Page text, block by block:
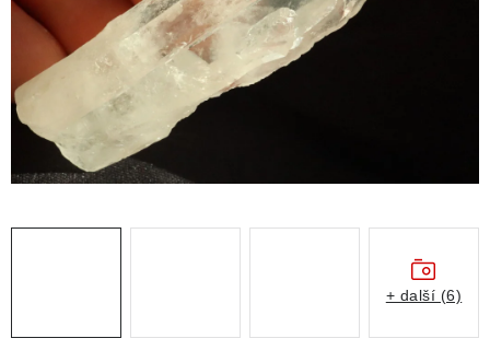
Obchodní podmínky
Podmínky ochrany osobních údajů
Poučení o právu na odstoupení od smlouvy
Puncovní značky
Výkup minerálů a drahých kamenů
Kontakt
+ další (6)